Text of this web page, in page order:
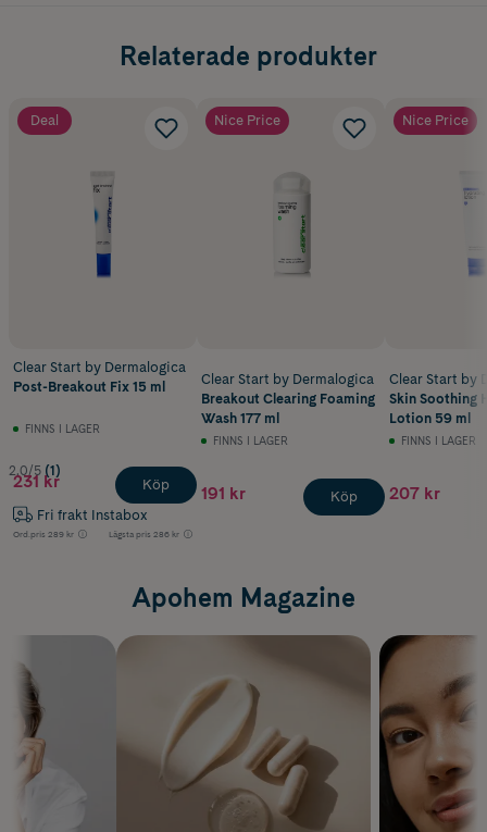
Relaterade produkter
Deal
Clear Start by Dermalogica
Post-Breakout Fix 15 ml
FINNS I LAGER
2.0/5 (1)
231 kr
Fri frakt Instabox
Ord.pris 289 kr Lägsta pris 286 kr
Köp
Nice Price
Clear Start by Dermalogica
Breakout Clearing Foaming
Wash 177 ml
FINNS I LAGER
191 kr Köp
Nice Price
Clear Start by
Skin Soothing
Lotion 59 ml
FINNS I LAGER
207 kr
Apohem Magazine